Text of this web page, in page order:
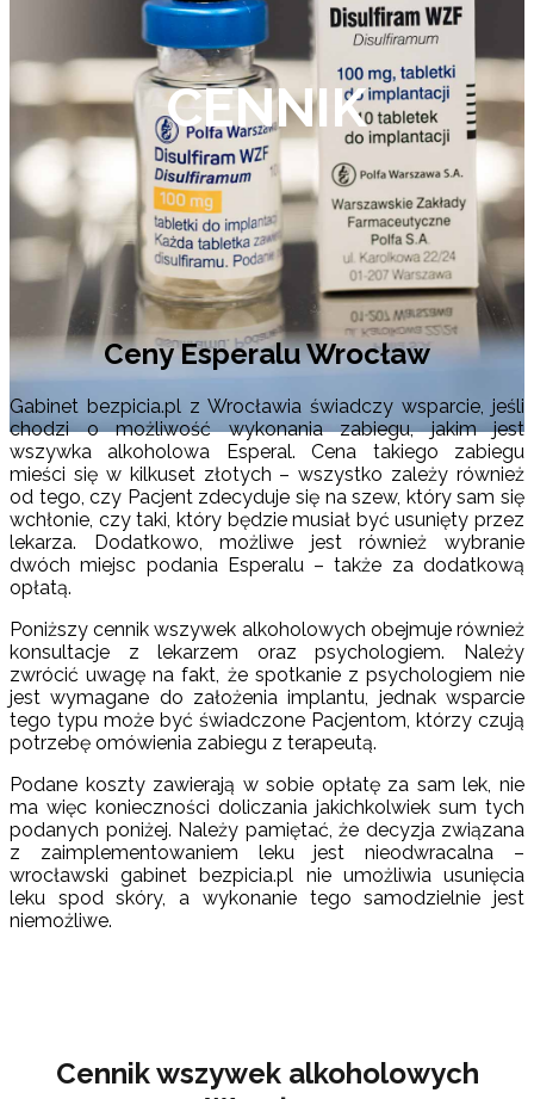
CENNIK
Ceny Esperalu Wrocław
Gabinet bezpicia.pl z Wrocławia świadczy wsparcie, jeśli
chodzi o możliwość wykonania zabiegu, jakim jest
wszywka alkoholowa Esperal. Cena takiego zabiegu
mieści się w kilkuset złotych – wszystko zależy również
od tego, czy Pacjent zdecyduje się na szew, który sam się
wchłonie, czy taki, który będzie musiał być usunięty przez
lekarza. Dodatkowo, możliwe jest również wybranie
dwóch miejsc podania Esperalu – także za dodatkową
opłatą.
Poniższy cennik wszywek alkoholowych obejmuje również
konsultacje z lekarzem oraz psychologiem. Należy
zwrócić uwagę na fakt, że spotkanie z psychologiem nie
jest wymagane do założenia implantu, jednak wsparcie
tego typu może być świadczone Pacjentom, którzy czują
potrzebę omówienia zabiegu z terapeutą.
Podane koszty zawierają w sobie opłatę za sam lek, nie
ma więc konieczności doliczania jakichkolwiek sum tych
podanych poniżej. Należy pamiętać, że decyzja związana
z zaimplementowaniem leku jest nieodwracalna –
wrocławski gabinet bezpicia.pl nie umożliwia usunięcia
leku spod skóry, a wykonanie tego samodzielnie jest
niemożliwe.
Cennik wszywek alkoholowych